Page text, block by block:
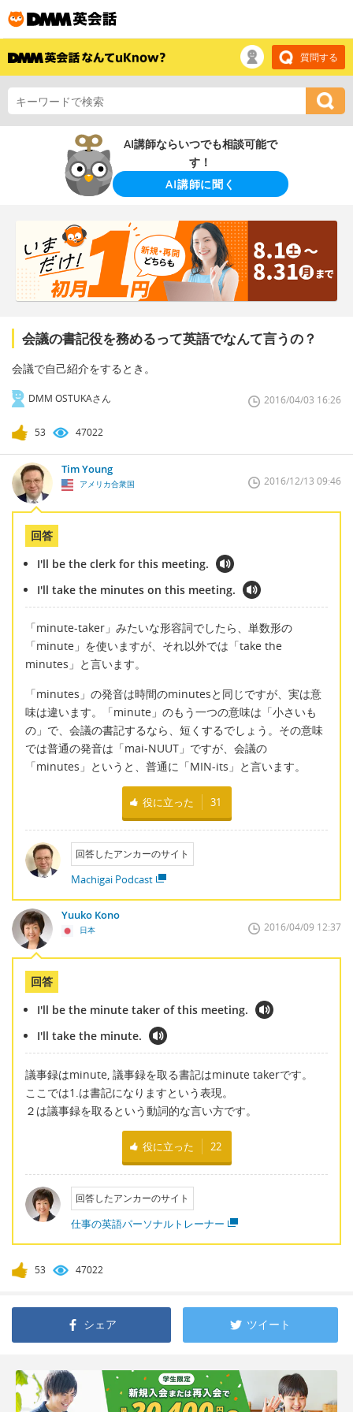
質問する
AI講師ならいつでも相談可能で
す！
AI講師に聞く
会議の書記役を務めるって英語でなんて言うの？
会議で自己紹介をするとき。
DMM OSTUKAさん 2016/04/03 16:26
53 47022
Tim Young
アメリカ合衆国 2016/12/13 09:46
回答
I'll be the clerk for this meeting.
I'll take the minutes on this meeting.
「minute-taker」みたいな形容詞でしたら、単数形の
「minute」を使いますが、それ以外では「take the
minutes」と言います。
「minutes」の発音は時間のminutesと同じですが、実は意
味は違います。「minute」のもう一つの意味は「小さいも
の」で、会議の書記するなら、短くするでしょう。その意味
では普通の発音は「mai-NUUT」ですが、会議の
「minutes」というと、普通に「MIN-its」と言います。
役に立った 31
回答したアンカーのサイト
Machigai Podcast
Yuuko Kono
日本 2016/04/09 12:37
回答
I'll be the minute taker of this meeting.
I'll take the minute.
議事録はminute, 議事録を取る書記はminute takerです。
ここでは1.は書記になりますという表現。
２は議事録を取るという動詞的な言い方です。
役に立った 22
回答したアンカーのサイト
仕事の英語パーソナルトレーナー
53 47022
シェア ツイート